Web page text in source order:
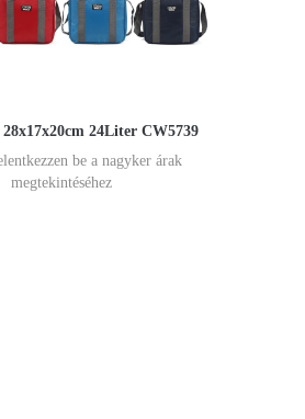
24Liter CW5739
be a nagyker árak
megtekintéséhez